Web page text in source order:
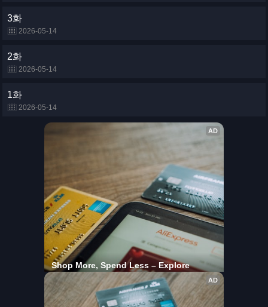
3화
2026-05-14
2화
2026-05-14
1화
2026-05-14